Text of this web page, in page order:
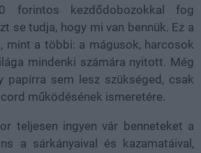
forintos kezdődobozokkal fog
se tudja, hogy mi van bennük. Ez a
mint a többi: a mágusok, harcosok
mindenki számára nyitott. Még
papírra sem lesz szükséged, csak
működésének ismeretére.
teljesen ingyen vár benneteket a
a sárkányaival és kazamatáival,